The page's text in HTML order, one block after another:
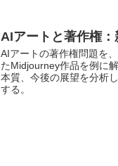
AIアートと著作権
AIアートの著作権問題を
たMidjourney作品を例に
本質、今後の展望を分析
する。